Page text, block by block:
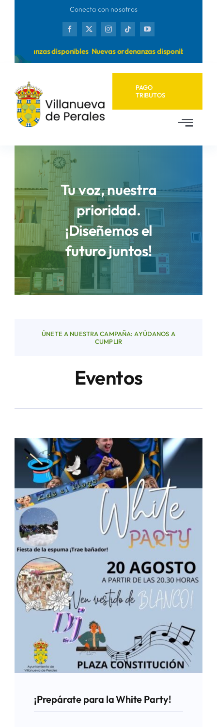
Conecta con nosotros
disponibles Nuevas ordenanzas disponibles
PAGO
TRIBUTOS
Ayuntamiento
Municipio
Áreas
Sede Electrónica
Buscar:
Tu voz, nuestra
prioridad.
¡Diseñemos el
futuro juntos!
ÚNETE A NUESTRA CAMPAÑA: AYÚDANOS A
CUMPLIR
Eventos
¡Prepárate para la White Party!